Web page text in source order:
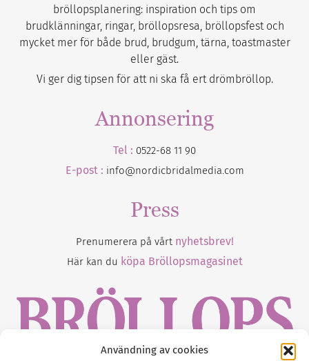
Användning av cookies
bröllopsplanering: inspiration och tips om
brudklänningar, ringar, bröllopsresa, bröllopsfest och
mycket mer för både brud, brudgum, tärna, toastmaster
eller gäst.
Vi ger dig tipsen för att ni ska få ert drömbröllop.
Annonsering
Tel : 0522-68 11 90
E-post : info@nordicbridalmedia.com
Press
Prenumerera på vårt nyhetsbrev!
Här kan du köpa Bröllopsmagasinet